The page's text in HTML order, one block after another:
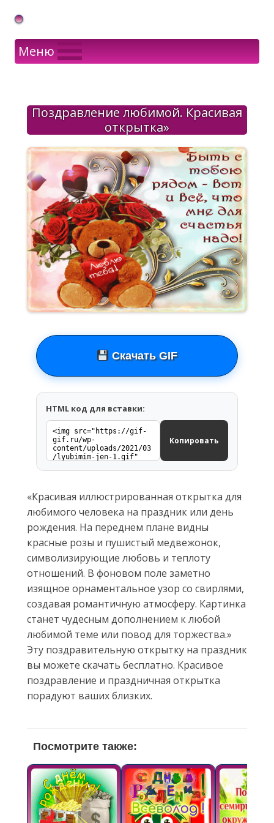
Gif Открытки в подарок
Меню
Поздравление любимой. Красивая
открытка»
Скачать GIF
HTML код для вставки:
Копировать
«Красивая иллюстрированная открытка для
любимого человека на праздник или день
рождения. На переднем плане видны
красные розы и пушистый медвежонок,
символизирующие любовь и теплоту
отношений. В фоновом поле заметно
изящное орнаментальное узор со свирлями,
создавая романтичную атмосферу. Картинка
станет чудесным дополнением к любой
любимой теме или повод для торжества.»
Эту поздравительную открытку на праздник
вы можете скачать бесплатно. Красивое
поздравление и праздничная открытка
порадуют ваших близких.
Посмотрите также: